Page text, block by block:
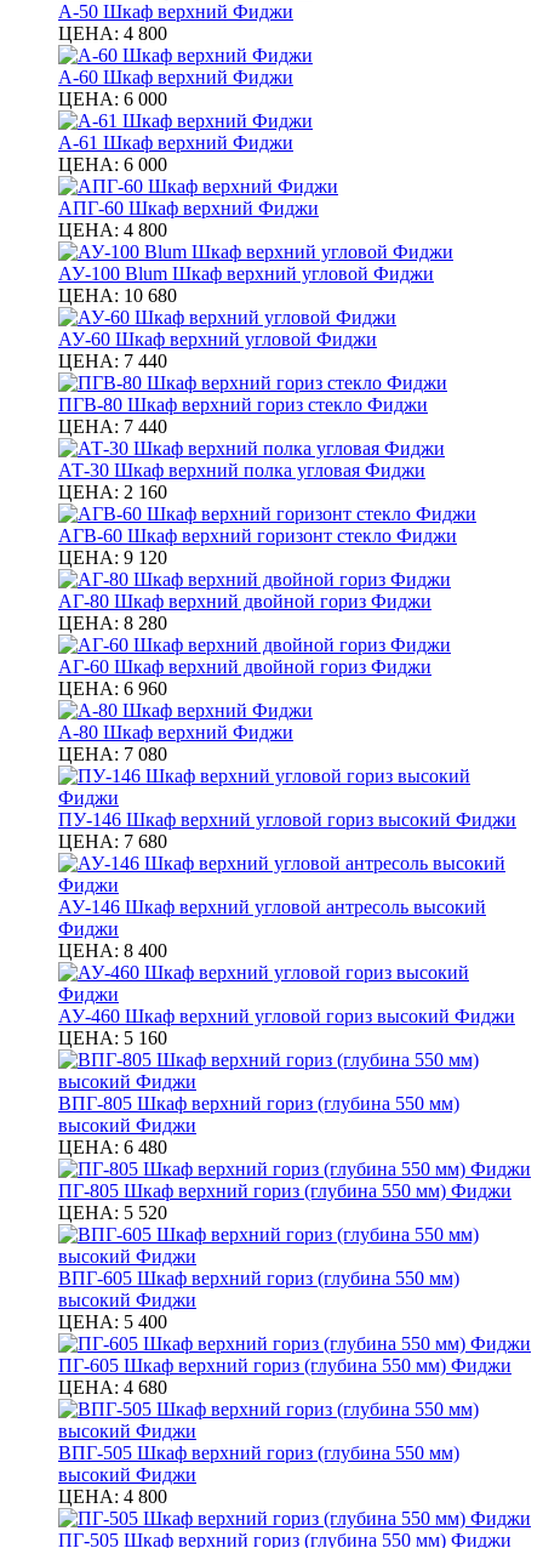
А-50 Шкаф верхний Фиджи
ЦЕНА: 4 800
А-60 Шкаф верхний Фиджи
ЦЕНА: 6 000
А-61 Шкаф верхний Фиджи
ЦЕНА: 6 000
АПГ-60 Шкаф верхний Фиджи
ЦЕНА: 4 800
АУ-100 Blum Шкаф верхний угловой Фиджи
ЦЕНА: 10 680
АУ-60 Шкаф верхний угловой Фиджи
ЦЕНА: 7 440
ПГВ-80 Шкаф верхний гориз стекло Фиджи
ЦЕНА: 7 440
АТ-30 Шкаф верхний полка угловая Фиджи
ЦЕНА: 2 160
АГВ-60 Шкаф верхний горизонт стекло Фиджи
ЦЕНА: 9 120
АГ-80 Шкаф верхний двойной гориз Фиджи
ЦЕНА: 8 280
АГ-60 Шкаф верхний двойной гориз Фиджи
ЦЕНА: 6 960
А-80 Шкаф верхний Фиджи
ЦЕНА: 7 080
ПУ-146 Шкаф верхний угловой гориз высокий Фиджи
ЦЕНА: 7 680
АУ-146 Шкаф верхний угловой антресоль высокий
Фиджи
ЦЕНА: 8 400
АУ-460 Шкаф верхний угловой гориз высокий Фиджи
ЦЕНА: 5 160
ВПГ-805 Шкаф верхний гориз (глубина 550 мм)
высокий Фиджи
ЦЕНА: 6 480
ПГ-805 Шкаф верхний гориз (глубина 550 мм) Фиджи
ЦЕНА: 5 520
ВПГ-605 Шкаф верхний гориз (глубина 550 мм)
высокий Фиджи
ЦЕНА: 5 400
ПГ-605 Шкаф верхний гориз (глубина 550 мм) Фиджи
ЦЕНА: 4 680
ВПГ-505 Шкаф верхний гориз (глубина 550 мм)
высокий Фиджи
ЦЕНА: 4 800
ПГ-505 Шкаф верхний гориз (глубина 550 мм) Фиджи